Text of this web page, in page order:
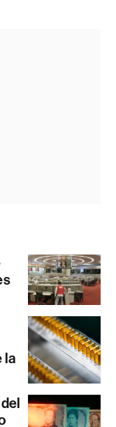
la